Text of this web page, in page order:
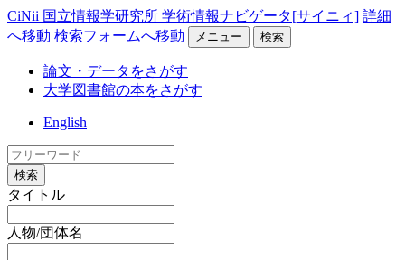
CiNii 国立情報学研究所 学術情報ナビゲータ[サイニィ] 詳細
へ移動 検索フォームへ移動 メニュー 検索
論文・データをさがす
大学図書館の本をさがす
English
検索
タイトル
人物/団体名